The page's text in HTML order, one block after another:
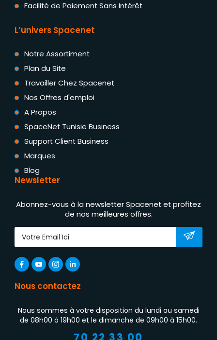
Facilité de Paiement Sans Intérêt
L’univers Spacenet
Notre Assortiment
Plan du Site
Travailler Chez Spacenet
Nos Offres d'emploi
A Propos
SpaceNet Tunisie Business
Support Client Business
Marques
Blog
Newsletter
Abonnez-vous à la newsletter Spacenet et profitez
de nos meilleures offres.
Nous contactez
Nous sommes à votre disposition du lundi au samedi
de 08h00 à 19h00 et le dimanche de 09h00 à 15h00.
70 22 33 00